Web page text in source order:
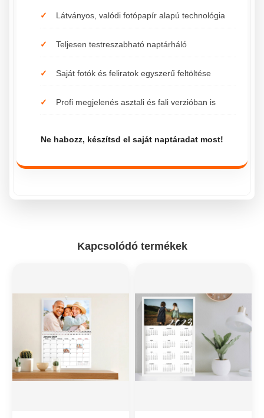
Látványos, valódi fotópapír alapú technológia
Teljesen testreszabható naptárháló
Saját fotók és feliratok egyszerű feltöltése
Profi megjelenés asztali és fali verzióban is
Ne habozz, készítsd el saját naptáradat most!
Kapcsolódó termékek